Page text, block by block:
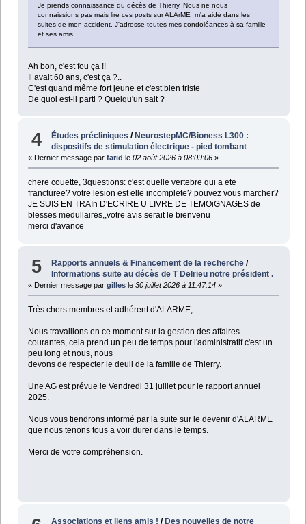
Je prends connaissance du décès de Thierry. Nous ne nous
connaissions pas mais lire ces posts sur ALArME m'a aidé dans les
suites de mon accident. J'adresse toutes mes condoléances à sa famille
et ses amis
Ah bon, c'est fou ça !!
Il avait 60 ans, c'est ça ?..
C'est quand même fort jeune et c'est bien triste
De quoi est-il parti ? Quelqu'un sait ?
4 Études précliniques/ NeurostepMC/Bioness L300 :
dispositifs de stimulation électrique - pied tombant
« Dernier message par farid le02 août 2026 à 08:09:06»
chere couette, 3questions: c'est quelle vertebre qui a ete
francturee? votre lesion est elle incomplete? pouvez vous marcher?
JE SUIS EN TRAIn D'ECRIRE U LIVRE DE TEMOiGNAGES de
blesses medullaires,,votre avis serait le bienvenu
merci d'avance
5 Rapports annuels & Financement de la recherche /
Informations suite au décès de T Delrieu notre président .
« Dernier message par gilles le30 juillet 2026 à 11:47:14»
Très chers membres et adhérent d'ALARME,
Nous travaillons en ce moment sur la gestion des affaires
courantes, cela prend un peu de temps pour l'administratif c'est un
peu long et nous, nous
devons de respecter le deuil de la famille de Thierry.
Une AG est prévue le Vendredi 31 juillet pour le rapport annuel
2025.
Nous vous tiendrons informé par la suite sur le devenir d'ALARME
que nous tenons tous a voir durer dans le temps.
Merci de votre compréhension.
Associations et liens amis ! / Des nouvelles de notre